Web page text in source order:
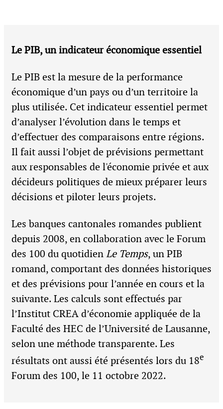
Le PIB, un indicateur économique essentiel
Le PIB est la mesure de la performance
économique d’un pays ou d’un territoire la
plus utilisée. Cet indicateur essentiel permet
d’analyser l’évolution dans le temps et
d’effectuer des comparaisons entre régions.
Il fait aussi l’objet de prévisions permettant
aux responsables de l'économie privée et aux
décideurs politiques de mieux préparer leurs
décisions et piloter leurs projets.
Les banques cantonales romandes publient
depuis 2008, en collaboration avec le Forum
des 100 du quotidienLe Temps, un PIB
romand, comportant des données historiques
et des prévisions pour l’année en cours et la
suivante. Les calculs sont effectués par
l’Institut CREA d’économie appliquée de la
Faculté des HEC de l’Université de Lausanne,
selon une méthode transparente. Les
résultats ont aussi été présentés lors du 18e
Forum des 100, le 11 octobre 2022.